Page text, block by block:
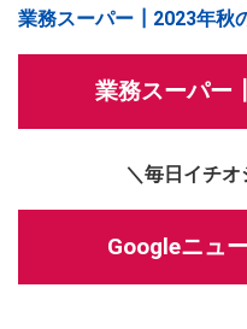
業務スーパー┃2023年秋
業務スーパー
＼毎日イチ
Googleニュ